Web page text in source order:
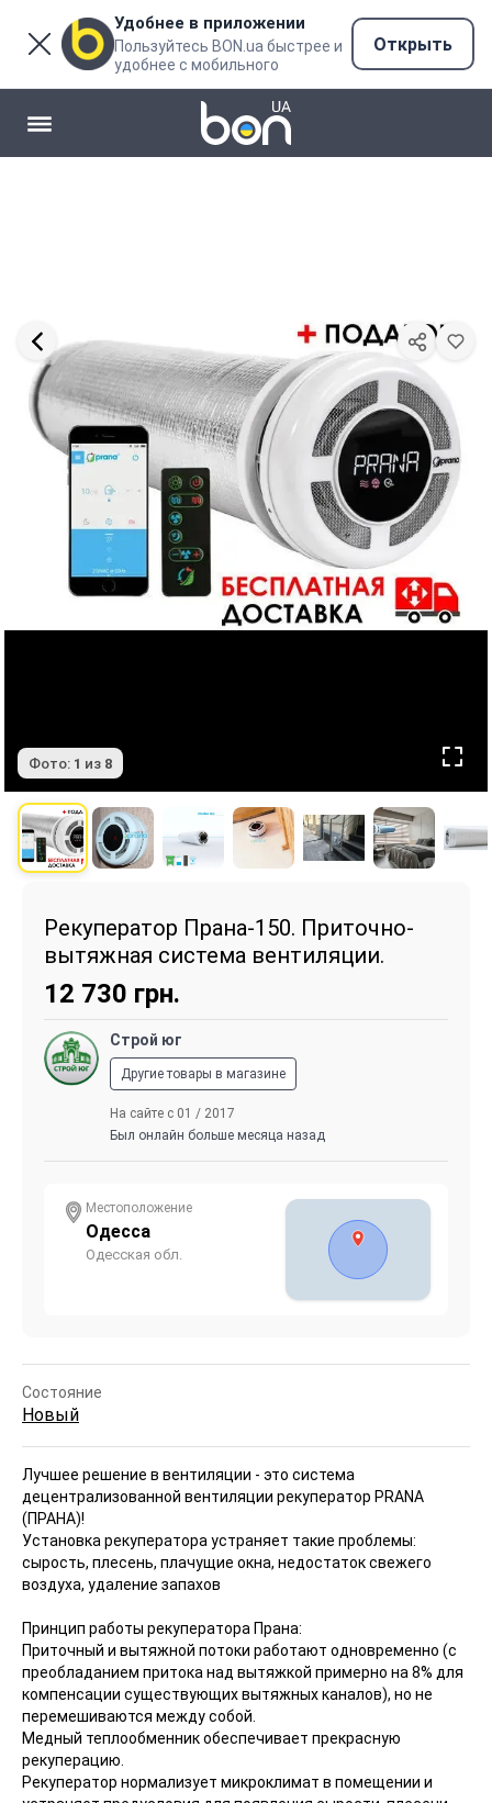
Удобнее в приложении
Пользуйтесь BON.ua быстрее и
удобнее с мобильного
Открыть
Фото: 1 из 8
Рекуператор Прана-150. Приточно-
вытяжная система вентиляции.
12 730 грн.
Строй юг
Другие товары в магазине
На сайте с 01 / 2017
Был онлайн больше месяца назад
Местоположение
Одесса
Одесская обл.
Состояние
Новый
Лучшее решение в вентиляции - это система
децентрализованной вентиляции рекуператор PRANA
(ПРАНА)!
Установка рекуператора устраняет такие проблемы:
сырость, плесень, плачущие окна, недостаток свежего
воздуха, удаление запахов
Принцип работы рекуператора Прана:
Приточный и вытяжной потоки работают одновременно (с
преобладанием притока над вытяжкой примерно на 8% для
компенсации существующих вытяжных каналов), но не
перемешиваются между собой.
Медный теплообменник обеспечивает прекрасную
рекуперацию.
Рекуператор нормализует микроклимат в помещении и